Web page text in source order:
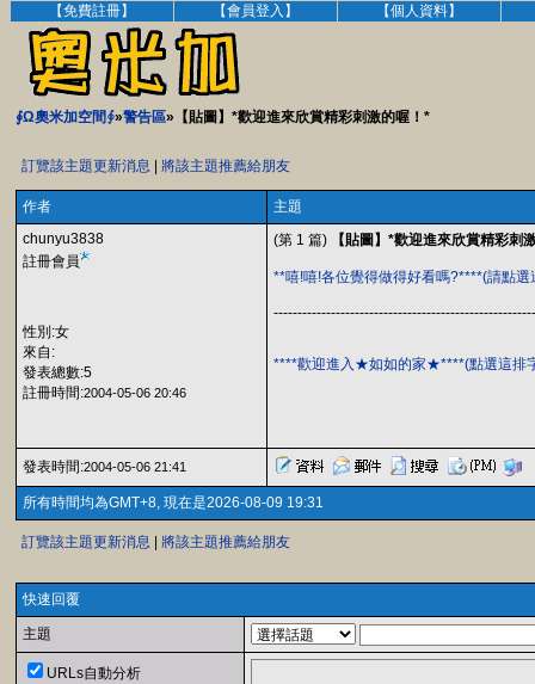
【免費註冊】 【會員登入】 【個人資料】
∮Ω奧米加空間∮»警告區»【貼圖】*歡迎進來欣賞精彩刺激的喔！*
訂覽該主題更新消息 將該主題推薦給朋友
作者
主題
chunyu3838
註冊會員
性別:女
來自:
發表總數:5
註冊時間:2004-05-06 20:46
(第 1 篇) 【貼圖】*歡迎進來欣賞精彩刺
**嘻!嘻!各位覺得做得好看嗎?****(請點
****歡迎進入★如如的家★****(點選這排
發表時間:2004-05-06 21:41
所有時間均為GMT+8, 現在是2026-08-09 19:31
訂覽該主題更新消息 將該主題推薦給朋友
快速回覆
主題
URLs自動分析